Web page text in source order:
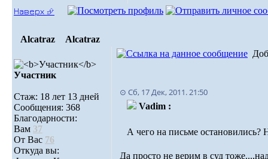
Наверх ⮵
Alcatraz Alcatraz
Участник
Стаж: 18 лет 13 дней
Сообщения: 368
Благодарности:
Вам 37
От Вас 76
Откуда вы:
⊙ Сб, 17 Дек, 2011. 21:50
Vadim :
А чего на письме остановились?
Да просто не верим в суд